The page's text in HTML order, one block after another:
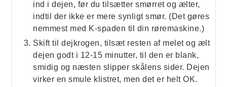
ind i dejen, før du tilsætter smørret og ælter,
indtil der ikke er mere synligt smør. (Det gøres
nemmest med K-spaden til din røremaskine.)
Skift til dejkrogen, tilsæt resten af melet og ælt
dejen godt i 12-15 minutter, til den er blank,
smidig og næsten slipper skålens sider. Dejen
virker en smule klistret, men det er helt OK.